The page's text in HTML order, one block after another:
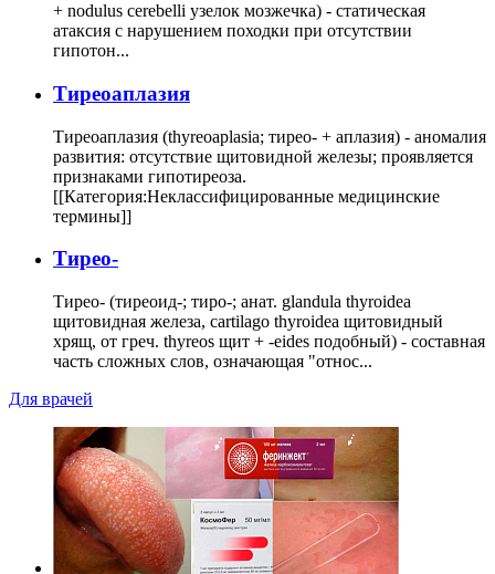
+ nodulus cerebelli узелок мозжечка) - статическая
атаксия с нарушением походки при отсутствии
гипотон...
Тиреоаплазия
Тиреоаплазия (thyreoaplasia; тирео- + аплазия) - аномалия
развития: отсутствие щитовидной железы; проявляется
признаками гипотиреоза.
[[Категория:Неклассифицированные медицинские
термины]]
Тирео-
Тирео- (тиреоид-; тиро-; анат. glandula thyroidea
щитовидная железа, cartilago thyroidea щитовидный
хрящ, от греч. thyreos щит + -eides подобный) - составная
часть сложных слов, означающая "относ...
Для врачей